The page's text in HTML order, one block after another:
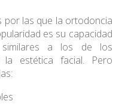
por las que la ortodoncia
es su capacidad
a los de los
estética facial. Pero